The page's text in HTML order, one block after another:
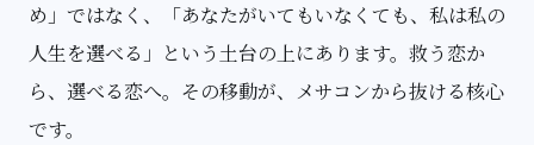
め」ではなく、「あなたがいてもいなくても、私は私の
人生を選べる」という土台の上にあります。救う恋か
ら、選べる恋へ。その移動が、メサコンから抜ける核心
です。